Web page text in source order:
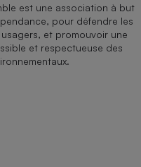
est une association à but
pour défendre les
et promouvoir une
et respectueuse des